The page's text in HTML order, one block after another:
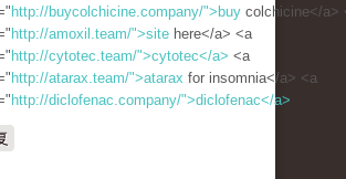
http://buycolchicine.company/">buy colchicine</a>
http://amoxil.team/">site here</a> <a
http://cytotec.team/">cytotec</a> <a
http://atarax.team/">atarax for insomnia</a> <a
http://diclofenac.company/">diclofenac</a>